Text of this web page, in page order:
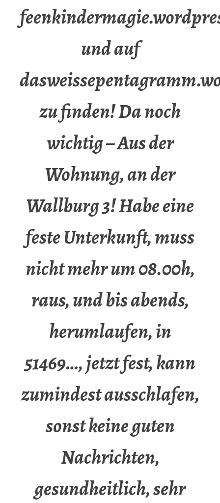
und auf
zu finden! Da noch
wichtig – Aus der
Wohnung, an der
Wallburg 3! Habe eine
feste Unterkunft, muss
nicht mehr um 08.00h,
raus, und bis abends,
herumlaufen, in
51469…, jetzt fest, kann
zumindest ausschlafen,
sonst keine guten
Nachrichten,
gesundheitlich, sehr